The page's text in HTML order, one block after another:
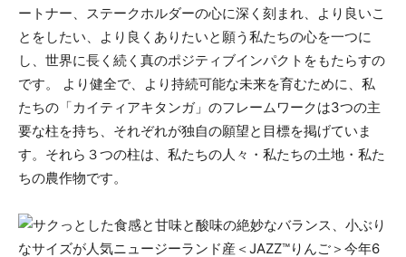
ートナー、ステークホルダーの心に深く刻まれ、より良いこ
とをしたい、より良くありたいと願う私たちの心を一つに
し、世界に長く続く真のポジティブインパクトをもたらすの
です。 より健全で、より持続可能な未来を育むために、私
たちの「カイティアキタンガ」のフレームワークは3つの主
要な柱を持ち、それぞれが独自の願望と目標を掲げていま
す。それら３つの柱は、私たちの人々・私たちの土地・私た
ちの農作物です。